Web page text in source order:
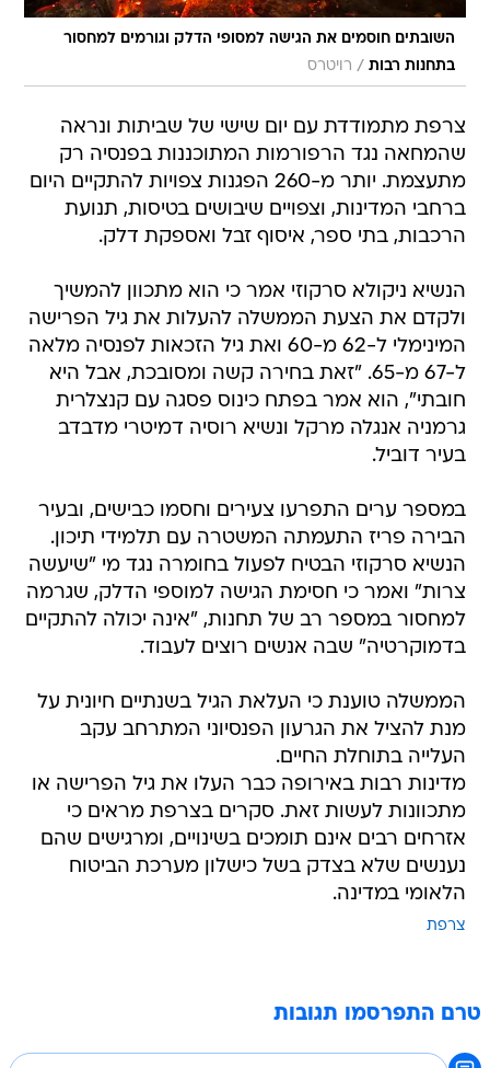
השובתים חוסמים את הגישה למסופי הדלק וגורמים למחסור
בתחנות רבות / רויטרס
צרפת מתמודדת עם יום שישי של שביתות ונראה
שהמחאה נגד הרפורמות המתוכננות בפנסיה רק
מתעצמת. יותר מ-260 הפגנות צפויות להתקיים היום
ברחבי המדינות, וצפויים שיבושים בטיסות, תנועת
הרכבות, בתי ספר, איסוף זבל ואספקת דלק.
הנשיא ניקולא סרקוזי אמר כי הוא מתכוון להמשיך
ולקדם את הצעת הממשלה להעלות את גיל הפרישה
המינימלי ל-62 מ-60 ואת גיל הזכאות לפנסיה מלאה
ל-67 מ-65. "זאת בחירה קשה ומסובכת, אבל היא
חובתי", הוא אמר בפתח כינוס פסגה עם קנצלרית
גרמניה אנגלה מרקל ונשיא רוסיה דמיטרי מדבדב
בעיר דוביל.
במספר ערים התפרעו צעירים וחסמו כבישים, ובעיר
הבירה פריז התעמתה המשטרה עם תלמידי תיכון.
הנשיא סרקוזי הבטיח לפעול בחומרה נגד מי "שיעשה
צרות" ואמר כי חסימת הגישה למוספי הדלק, שגרמה
למחסור במספר רב של תחנות, "אינה יכולה להתקיים
בדמוקרטיה" שבה אנשים רוצים לעבוד.
הממשלה טוענת כי העלאת הגיל בשנתיים חיונית על
מנת להציל את הגרעון הפנסיוני המתרחב עקב
העלייה בתוחלת החיים.
מדינות רבות באירופה כבר העלו את גיל הפרישה או
מתכוונות לעשות זאת. סקרים בצרפת מראים כי
אזרחים רבים אינם תומכים בשינויים, ומרגישים שהם
נענשים שלא בצדק בשל כישלון מערכת הביטוח
הלאומי במדינה.
צרפת
טרם התפרסמו תגובות